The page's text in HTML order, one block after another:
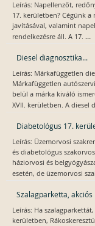
Leírás: Napellenzőt,
17. kerületben? Cégünk
javításával, valamint
rendelkezésre áll. A 17. ...
Diesel diagnosztika...
Leírás: Márkafüggetlen
Márkafüggetlen
belül a márka kiváló
XVII. kerületben. A diesel
Diabetológus 17.
Leírás: Üzemorvosi
és diabetológus
háziorvosi és
esetén, de üzemorvosi
Szalagparketta, akciós
Leírás: Ha
kerületben,